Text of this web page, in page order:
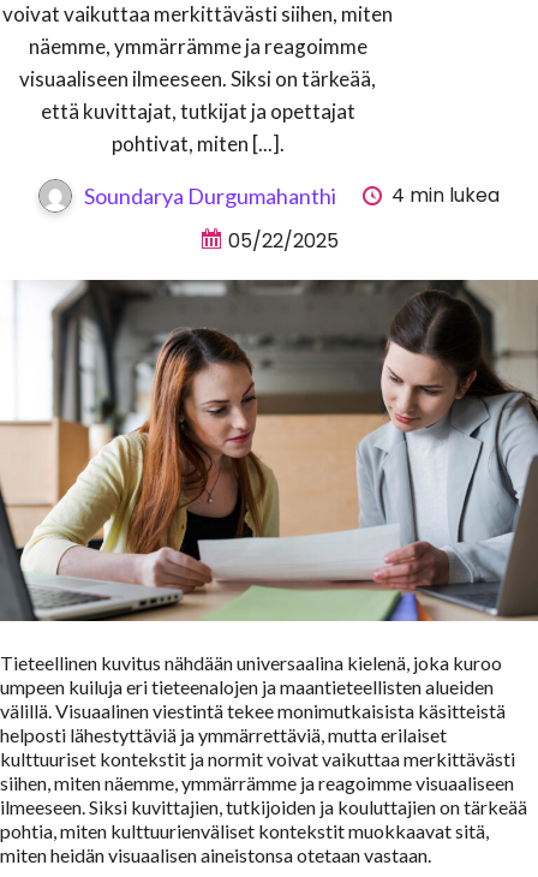
voivat vaikuttaa merkittävästi siihen, miten
näemme, ymmärrämme ja reagoimme
visuaaliseen ilmeeseen. Siksi on tärkeää,
että kuvittajat, tutkijat ja opettajat
pohtivat, miten [...].
Soundarya Durgumahanthi
4 min lukea
05/22/2025
Tieteellinen kuvitus nähdään universaalina kielenä, joka kuroo
umpeen kuiluja eri tieteenalojen ja maantieteellisten alueiden
välillä. Visuaalinen viestintä tekee monimutkaisista käsitteistä
helposti lähestyttäviä ja ymmärrettäviä, mutta erilaiset
kulttuuriset kontekstit ja normit voivat vaikuttaa merkittävästi
siihen, miten näemme, ymmärrämme ja reagoimme visuaaliseen
ilmeeseen. Siksi kuvittajien, tutkijoiden ja kouluttajien on tärkeää
pohtia, miten kulttuurienväliset kontekstit muokkaavat sitä,
miten heidän visuaalisen aineistonsa otetaan vastaan.